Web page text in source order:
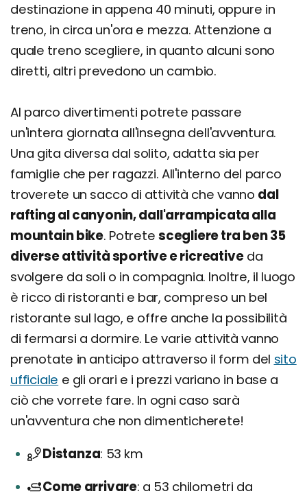
destinazione in appena 40 minuti, oppure in
treno, in circa un'ora e mezza. Attenzione a
quale treno scegliere, in quanto alcuni sono
diretti, altri prevedono un cambio.
Al parco divertimenti potrete passare
un'intera giornata all'insegna dell'avventura.
Una gita diversa dal solito, adatta sia per
famiglie che per ragazzi. All'interno del parco
troverete un sacco di attività che vanno dal
rafting al canyonin, dall'arrampicata alla
mountain bike. Potrete scegliere tra ben 35
diverse attività sportive e ricreativeda
svolgere da soli o in compagnia. Inoltre, il luogo
è ricco di ristoranti e bar, compreso un bel
ristorante sul lago, e offre anche la possibilità
di fermarsi a dormire. Le varie attività vanno
prenotate in anticipo attraverso il form del sito
ufficiale e gli orari e i prezzi variano in base a
ciò che vorrete fare. In ogni caso sarà
un'avventura che non dimenticherete!
Distanza 53 km
Come arrivare a 53 chilometri da